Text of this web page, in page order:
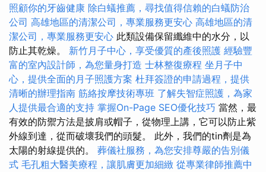
照顧你的牙齒健康 除白蟻推薦，尋找值得信賴的白蟻防治
公司 高雄地區的清潔公司，專業服務更安心 高雄地區的清
潔公司，專業服務更安心 此類設備保留纖維中的水分，以
防止其乾燥。 新竹月子中心，享受優質的產後照護 經驗豐
富的室內設計師，為您量身打造 士林整復療程 坐月子中
心，提供全面的月子照護方案 杜拜簽證的申請過程，提供
清晰的辦理指南 筋絡按摩技術專班 了解失智症照護，為家
人提供最合適的支持 掌握On-Page SEO優化技巧 當然，最
有效的防禦方法是披肩或帽子，從物理上講，它可以防止紫
外線到達，從而破壞我們的頭髮。 此外，我們的tin劑是為
太陽的射線提供的。 葬儀社服務，為您安排尊嚴的告別儀
式 毛孔粗大醫美療程，讓肌膚更加細緻 從專業律師推薦中